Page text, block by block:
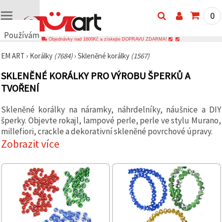
Používáme
🍪
cookies a
podobné
technologie,
zajistili
správné
fungování
webu,
zlepšili vaše
prostředí
používání a
souhlasem
analyzovali
návštěvnost
zobrazovali
relevantnější
0
Objednávky nad 1600Kč a získejte DOPRAVU ZDARMA!
EM ART › Korálky (7684)› Skleněné korálky (1567)
SKLENĚNÉ KORÁLKY PRO VÝROBU ŠPERKŮ A
TVOŘENÍ
Skleněné korálky na náramky, náhrdelníky, náušnice a DIY
šperky. Objevte rokajl, lampové perle, perle ve stylu Murano,
millefiori, crackle a dekorativní skleněné povrchové úpravy.
Zobrazit více